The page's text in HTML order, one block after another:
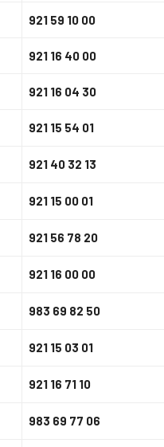
921 59 10 00
921 16 40 00
921 16 04 30
921 15 54 01
921 40 32 13
921 15 00 01
921 56 78 20
921 16 00 00
983 69 82 50
921 15 03 01
921 16 71 10
983 69 77 06